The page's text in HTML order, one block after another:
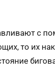
с
то их